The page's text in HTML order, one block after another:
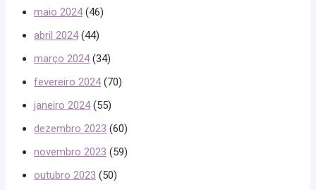
maio 2024(46)
abril 2024(44)
março 2024(34)
fevereiro 2024(70)
janeiro 2024(55)
dezembro 2023 (60)
novembro 2023 (59)
outubro 2023 (50)